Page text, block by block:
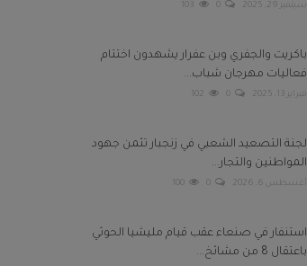
سبتمبر 29, 2025 0
103
باكريت والجفري وبن عفرار يشهدون اختتام
فعاليات مهرجان شباب...
فبراير 13, 2025 0
102
لجنة التصعيد الشعبي في زنجبار تثمن جهود
المواطنين والتجار...
أغسطس 6, 2026 0
100
استنفار في صنعاء عقب قيام مليشيا الحوثي
باعتقال 8 من مشائخ...